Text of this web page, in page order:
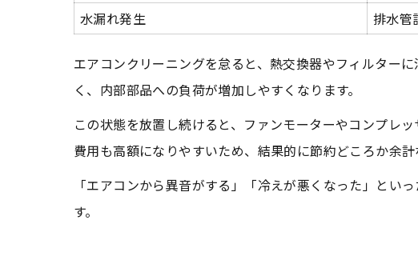
水漏れ発生
排水管
エアコンクリーニングを怠ると、熱交換器やフィルター
く、内部部品への負荷が増加しやすくなります。
この状態を放置し続けると、ファンモーターやコンプレ
費用も高額になりやすいため、結果的に節約どころか余
「エアコンから異音がする」「冷えが悪くなった」とい
す。